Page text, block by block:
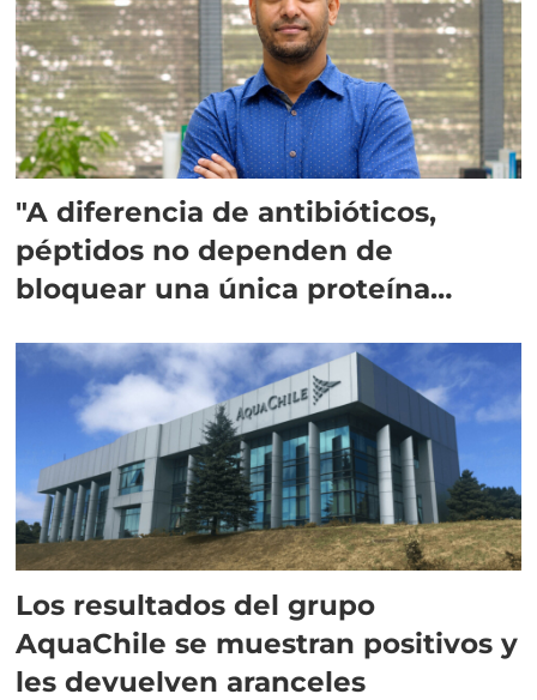
"A diferencia de antibióticos,
péptidos no dependen de
bloquear una única proteína
Los resultados del grupo
AquaChile se muestran positivos y
les devuelven aranceles